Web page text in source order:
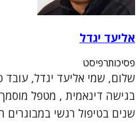
אליעד יגדל
פסיכותרפיסט
שלום, שמי אליעד יגדל, עובד
שנים בטיפול רגשי